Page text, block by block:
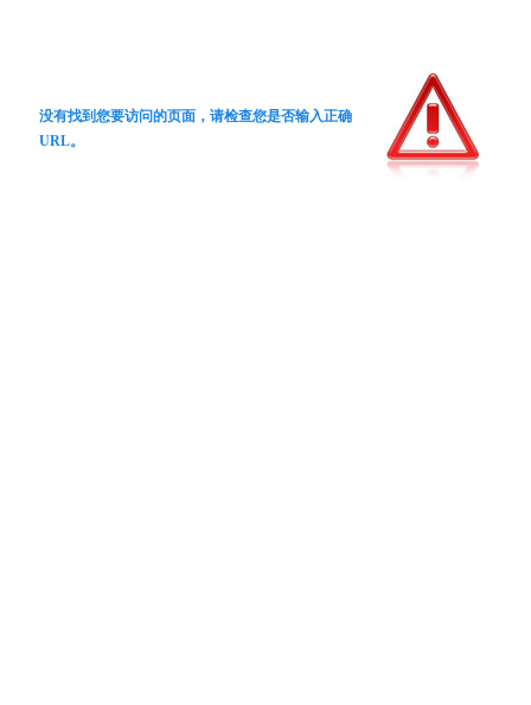
没有找到您要访问的页面，请检查您是否输入正确
URL。